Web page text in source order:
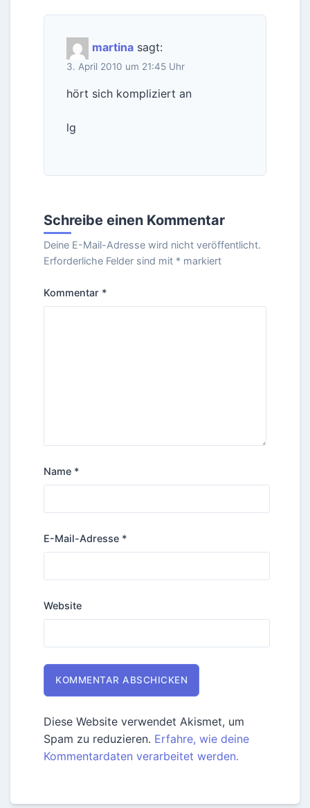
martina sagt:
3. April 2010 um 21:45 Uhr
hört sich kompliziert an
lg
Schreibe einen Kommentar
Deine E-Mail-Adresse wird nicht veröffentlicht.
Erforderliche Felder sind mit * markiert
Kommentar *
Name *
E-Mail-Adresse *
Website
Diese Website verwendet Akismet, um
Spam zu reduzieren. Erfahre, wie deine
Kommentardaten verarbeitet werden.